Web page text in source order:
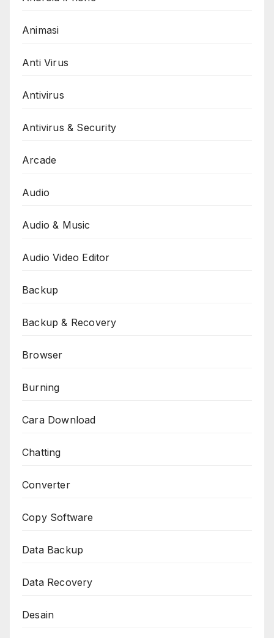
Animasi
Anti Virus
Antivirus
Antivirus & Security
Arcade
Audio
Audio & Music
Audio Video Editor
Backup
Backup & Recovery
Browser
Burning
Cara Download
Chatting
Converter
Copy Software
Data Backup
Data Recovery
Desain